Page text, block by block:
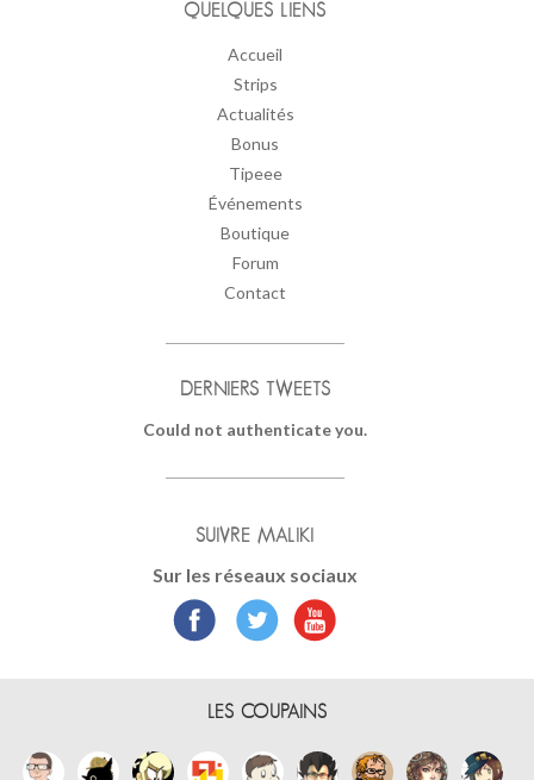
QUELQUES LIENS
Accueil
Strips
Actualités
Bonus
Tipeee
Événements
Boutique
Forum
Contact
DERNIERS TWEETS
Could not authenticate you.
SUIVRE MALIKI
Sur les réseaux sociaux
LES COUPAINS